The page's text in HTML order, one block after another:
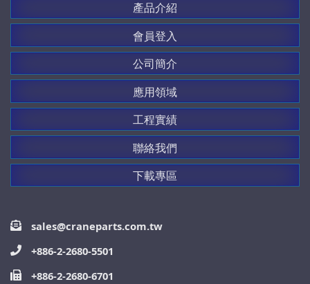
sales@craneparts.com.tw
+886-2-2680-5501
+886-2-2680-6701
產品介紹
會員登入
公司簡介
應用領域
工程實績
聯絡我們
下載專區